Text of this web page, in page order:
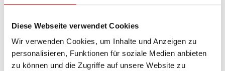
Diese Webseite verwendet Cookies
Wir verwenden Cookies, um Inhalte und Anzeigen zu
personalisieren, Funktionen für soziale Medien anbieten
zu können und die Zugriffe auf unsere Website zu
Vermittlungsarbeit von Hatz & Team Immobilien GmbH